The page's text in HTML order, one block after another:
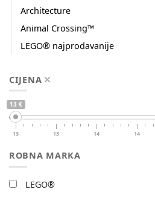
Architecture
Animal Crossing™
LEGO® najprodavanije
CIJENA
13 €
13 13 14 14
ROBNA MARKA
LEGO®